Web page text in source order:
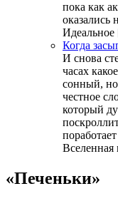
пока как
оказались
Когда
И снова
часах
сонный, но
честное
который
«Печеньки»